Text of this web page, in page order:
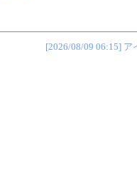
[2026/08/09 06:15]